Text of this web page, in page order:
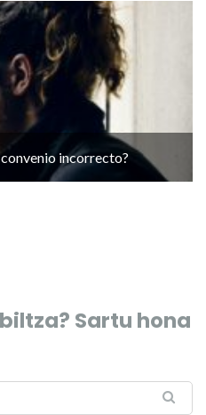
convenio incorrecto?
Sartu hona